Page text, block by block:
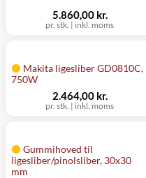
pr. stk. | inkl. moms
5.860,00 kr.
Makita ligesliber GD0810C,
750W
pr. stk. | inkl. moms
2.464,00 kr.
Gummihoved til
ligesliber/pinolsliber, 30x30
mm